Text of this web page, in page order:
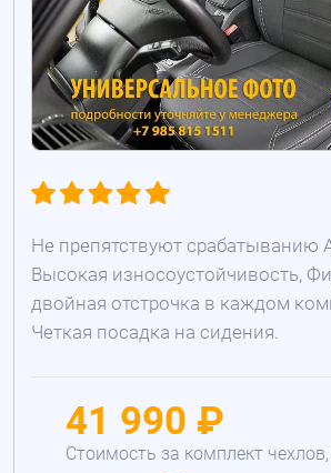
Не препятствуют срабатыванию
Высокая износоустойчивость,
двойная отстрочка в каждом
Четкая посадка на сидения.
41 990 ₽
Стоимость за комплект